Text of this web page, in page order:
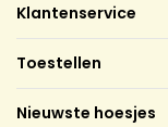
Klantenservice
Toestellen
Nieuwste hoesjes